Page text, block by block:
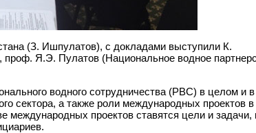
(З. Ишпулатов), с докладами выступили К.
Я.Э. Пулатов (Национальное водное
водного сотрудничества (РВС) в целом и в
сектора, а также роли международных проектов в
международных проектов ставятся цели и задачи,